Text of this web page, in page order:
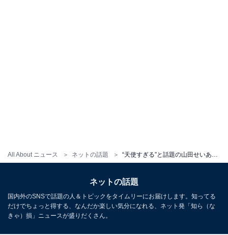
All About ニュース ネットの話題
ネットの話題
国内外のSNSで話題の人＆トピックをタイムリーにお届けします。知ってる
だけでちょっと得する、なんだか楽しい気分になれる、ネット発「知ら（な
きゃ）損」ニュースが盛りだくさん。